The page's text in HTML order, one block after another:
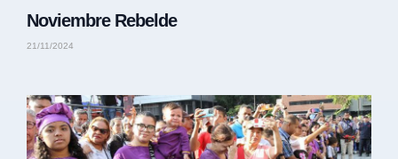
Noviembre Rebelde
21/11/2024